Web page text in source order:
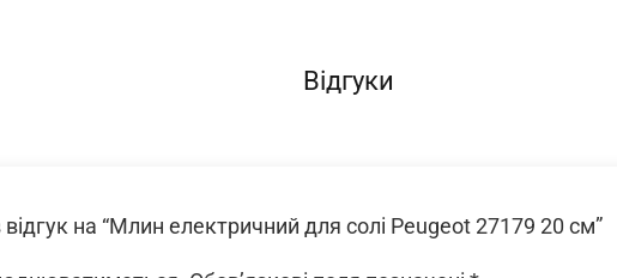
Відгуки
на “Млин електричний для солі Peugeot 27179 20 см”